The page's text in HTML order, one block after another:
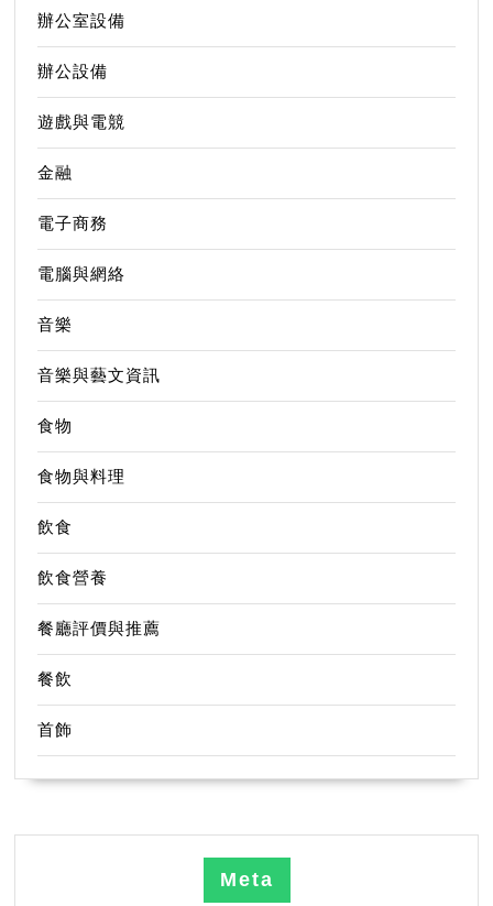
辦公室設備
辦公設備
遊戲與電競
金融
電子商務
電腦與網絡
音樂
音樂與藝文資訊
食物
食物與料理
飲食
飲食營養
餐廳評價與推薦
餐飲
首飾
Meta